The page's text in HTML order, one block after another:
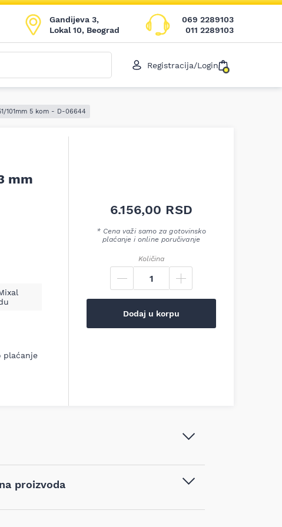
Gandijeva 3,
Lokal 10, Beograd
069 2289103
011 2289103
Registracija/Login
101mm 5 kom - D-06644
mm
plaćanje
6.156,00 RSD
* Cena važi samo za gotovinsko
plaćanje i online poručivanje
Količina
Dodaj u korpu
mm 151/101mm 5 kom - D-06644
proizvoda